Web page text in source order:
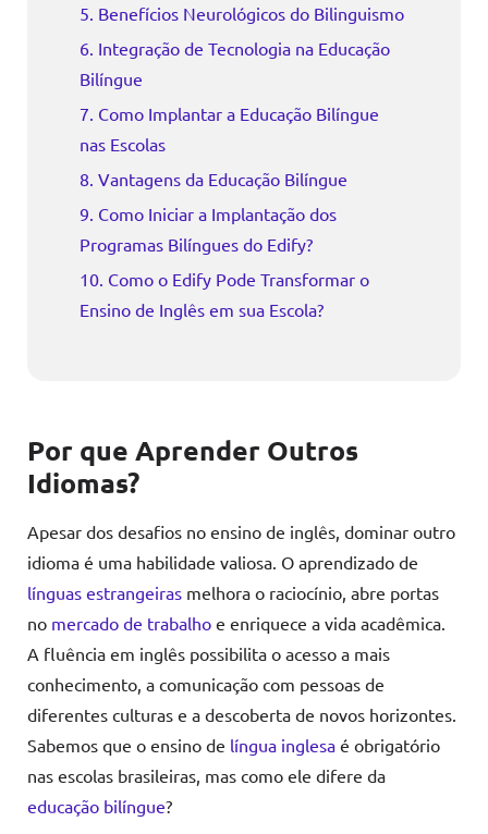
5. Benefícios Neurológicos do Bilinguismo
6. Integração de Tecnologia na Educação
Bilíngue
7. Como Implantar a Educação Bilíngue
nas Escolas
8. Vantagens da Educação Bilíngue
9. Como Iniciar a Implantação dos
Programas Bilíngues do Edify?
10. Como o Edify Pode Transformar o
Ensino de Inglês em sua Escola?
Por que Aprender Outros
Idiomas?
Apesar dos desafios no ensino de inglês, dominar outro
idioma é uma habilidade valiosa. O aprendizado de
línguas estrangeiras melhora o raciocínio, abre portas
no mercado de trabalho e enriquece a vida acadêmica.
A fluência em inglês possibilita o acesso a mais
conhecimento, a comunicação com pessoas de
diferentes culturas e a descoberta de novos horizontes.
Sabemos que o ensino de língua inglesa é obrigatório
nas escolas brasileiras, mas como ele difere da
educação bilíngue?